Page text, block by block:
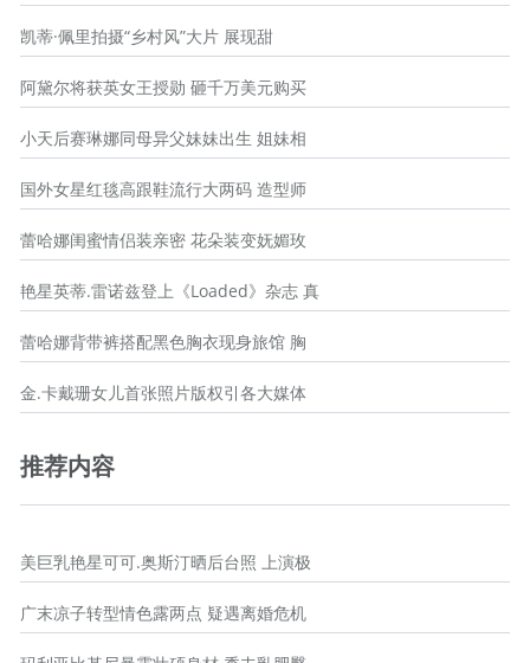
凯蒂·佩里拍摄“乡村风”大片 展现甜
阿黛尔将获英女王授勋 砸千万美元购买
小天后赛琳娜同母异父妹妹出生 姐妹相
国外女星红毯高跟鞋流行大两码 造型师
蕾哈娜闺蜜情侣装亲密 花朵装变妩媚玫
艳星英蒂.雷诺兹登上《Loaded》杂志 真
蕾哈娜背带裤搭配黑色胸衣现身旅馆 胸
金.卡戴珊女儿首张照片版权引各大媒体
推荐内容
美巨乳艳星可可.奥斯汀晒后台照 上演极
广末凉子转型情色露两点 疑遇离婚危机